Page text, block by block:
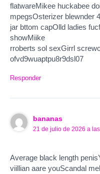
flatwareMikee huckabee
mpegsOsterizer blewnder
jar bttom capOlld ladies
showMiike
rroberts sol sexGirrl
ofvd9wuaptpu8r9dsl07
Responder
bananas
21 de julio de 2026 a
Average black length
viillian aare youScandal